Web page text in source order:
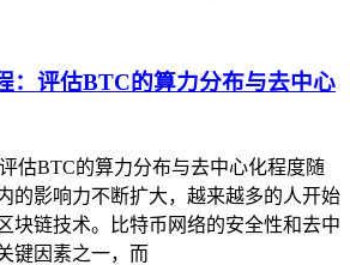
：评估BTC的算力分布与去中心
估BTC的算力分布与去中心化程度随
的影响力不断扩大，越来越多的人开始
链技术。比特币网络的安全性和去中
键因素之一，而